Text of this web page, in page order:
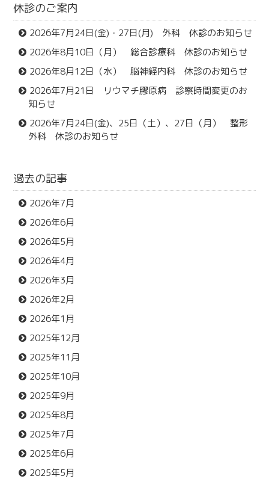
休診のご案内
2026年7月24日(金)・27日(月) 外科 休診のお知らせ
2026年8月10日（月） 総合診療科 休診のお知らせ
2026年8月12日（水） 脳神経内科 休診のお知らせ
2026年7月21日 リウマチ膠原病 診察時間変更のお
知らせ
2026年7月24日(金)、25日（土）、27日（月） 整形
外科 休診のお知らせ
過去の記事
2026年7月
2026年6月
2026年5月
2026年4月
2026年3月
2026年2月
2026年1月
2025年12月
2025年11月
2025年10月
2025年9月
2025年8月
2025年7月
2025年6月
2025年5月